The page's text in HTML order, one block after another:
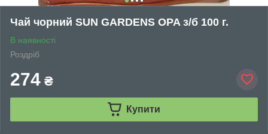
Чай чорний SUN GARDENS OPA з/б 100 г.
В наявності
Роздріб
274 ₴
Купити